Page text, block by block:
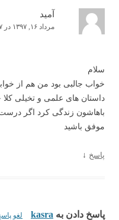
آمید
مرداد ۱۶, ۱۳۹۷ در t ۸:۳۷ ب.ظ
سلام
خواب جالبی بود من هم از
داستان های علمی و تخیلی کلا
باهاشون زندگی کرد اگر
موفق باشید
پاسخ ↓
پاسخ دادن به kasra لغو